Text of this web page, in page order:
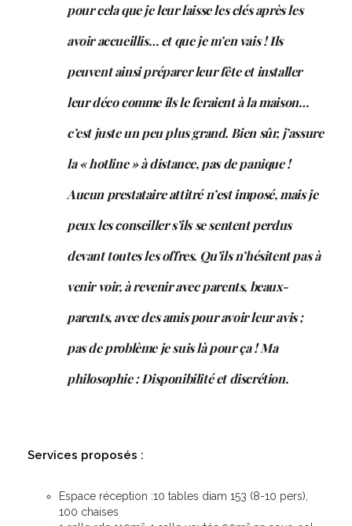
pour celaque je leur laisse les clés après les
avoir accueillis… et que je m’en vais ! Ils
peuvent ainsi préparer leurfête et installer
leur déco comme ils le feraient à la maison…
c’est juste un peu plus grand. Bien sûr, j’assure
la « hotline » à distance, pas de panique !
Aucun prestataire attitré n’est imposé, mais je
peuxles conseiller s’ils se sentent perdus
devant toutes les offres. Qu’ils n’hésitent pas à
venir voir, àrevenir avec parents, beaux-
parents, avec des amis pour avoir leur avis ;
pas de problème je suislà pour ça ! Ma
philosophie : Disponibilité et discrétion.
Services proposés :
Espace réception :10 tables diam 153 (8-10 pers),
100 chaises